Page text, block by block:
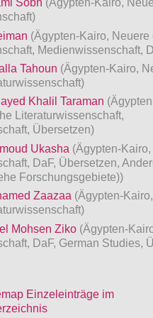
Sobh (Ägypten-Kairo,
(Ägypten-Kairo, Neuere
Medienwissenschaft,
Tahoun (Ägypten-Kairo,
Khalil Taraman
Literaturwissenschaft,
Übersetzen)
Ukasha (Ägypten-Kairo,
DaF, Übersetzen,
Forschungsgebiete))
Zaazaa (Ägypten-
Mohsen Ziko (Ägypten-
DaF, German Studies,
Einzeleinträge im